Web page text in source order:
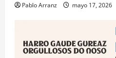
Pablo Arranz mayo 17, 2026